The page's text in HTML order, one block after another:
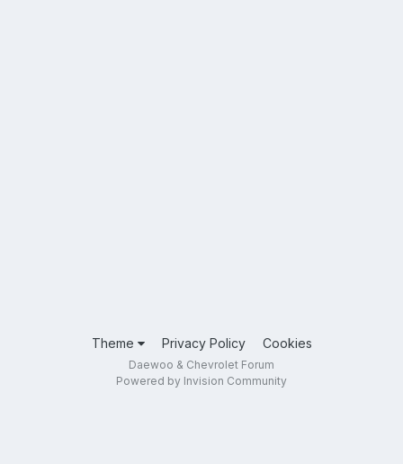
Theme Privacy Policy Cookies
Daewoo & Chevrolet Forum
Powered by Invision Community